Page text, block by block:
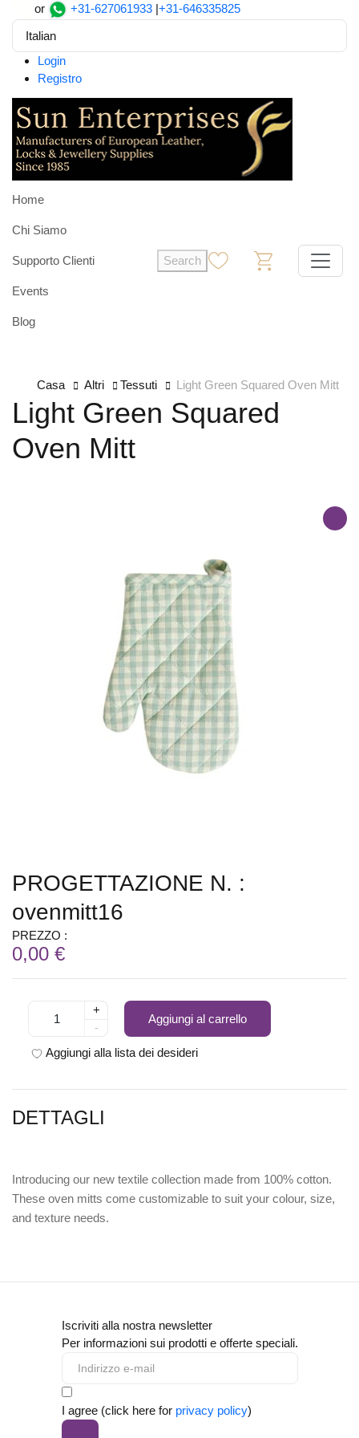
or +31-627061933 |+31-646335825
Italian
Login
Registro
Home
Chi Siamo
Supporto Clienti
Events
Blog
Search
Casa Altri Tessuti Light Green Squared Oven Mitt
Light Green Squared
Oven Mitt
PROGETTAZIONE N. :
ovenmitt16
PREZZO :
0,00 €
+
-
Aggiungi al carrello
Aggiungi alla lista dei desideri
DETTAGLI
Introducing our new textile collection made from 100% cotton.
These oven mitts come customizable to suit your colour, size,
and texture needs.
Iscriviti alla nostra newsletter
Per informazioni sui prodotti e offerte speciali.
I agree (click here for privacy policy)